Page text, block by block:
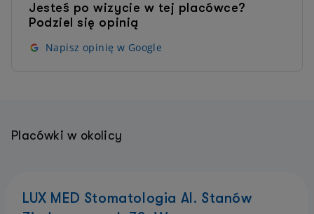
Jesteś po wizycie w tej placówce?
Podziel się opinią
Napisz opinię w Google
Placówki w okolicy
LUX MED Stomatologia Al. Stanów